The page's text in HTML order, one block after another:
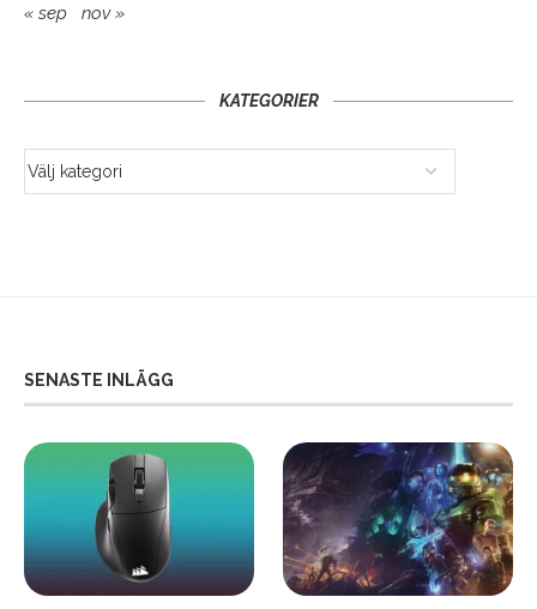
« sep nov »
KATEGORIER
SENASTE INLÄGG